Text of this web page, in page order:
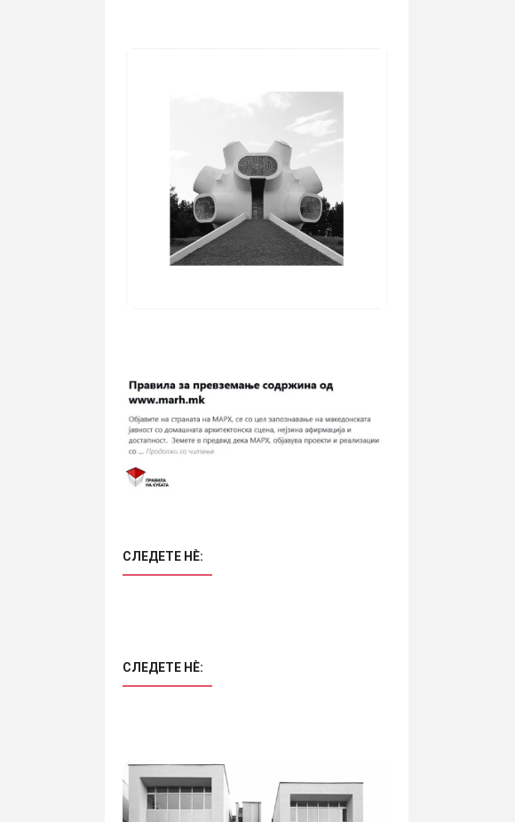
СЛЕДЕТЕ НÈ:
СЛЕДЕТЕ НÈ: